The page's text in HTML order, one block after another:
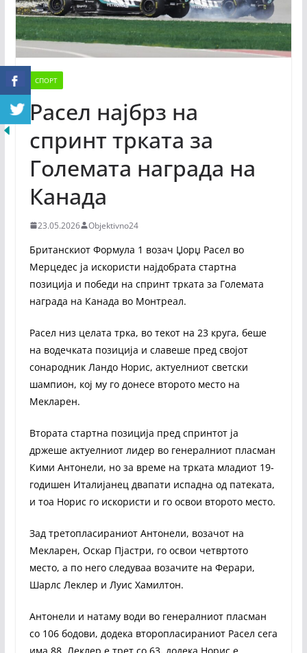
СПОРТ
Расел најбрз на
спринт трката за
Големата награда на
Канада
23.05.2026 Objektivno24
Британскиот Формула 1 возач Џорџ Расел во
Мерцедес ја искористи најдобрата стартна
позиција и победи на спринт трката за Големата
награда на Канада во Монтреал.
Расел низ целата трка, во текот на 23 круга, беше
на водечката позиција и славеше пред својот
сонародник Ландо Норис, актуелниот светски
шампион, кој му го донесе второто место на
Мекларен.
Втората стартна позиција пред спринтот ја
држеше актуелниот лидер во генералниот пласман
Кими Антонели, но за време на трката младиот 19-
годишен Италијанец двапати испадна од патеката,
и тоа Норис го искористи и го освои второто место.
Зад третопласираниот Антонели, возачот на
Мекларен, Оскар Пјастри, го освои четвртото
место, а по него следуваа возачите на Ферари,
Шарлс Леклер и Луис Хамилтон.
Антонели и натаму води во генералниот пласман
со 106 бодови, додека второпласираниот Расел сега